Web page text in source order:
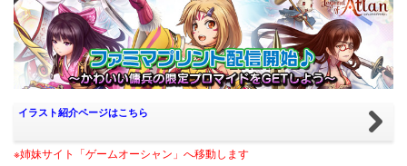
イラスト紹介ページはこちら
※姉妹サイト「ゲームオーシャン」へ移動します